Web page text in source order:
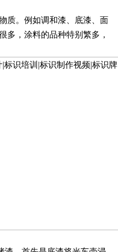
质。例如调和漆、底漆、面
多，涂料的品种特别繁多，